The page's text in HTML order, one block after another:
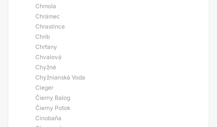
Chmola
Chrámec
Chrastince
Chrib
Chrťany
Chvalová
Chyžné
Chyžnianská Voda
Cieger
Čierny Balog
Čierny Potok
Cinobaňa